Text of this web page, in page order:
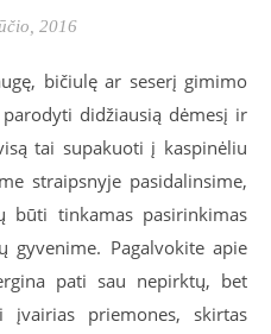
2016
bičiulę ar seserį gimimo
didžiausią dėmesį ir
tai supakuoti į kaspinėliu
straipsnyje pasidalinsime,
būti tinkamas pasirinkimas
Pagalvokite apie
pati sau nepirktų, bet
įvairias priemones, skirtas